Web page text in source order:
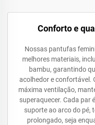
Conforto e
Nossas pantufas
melhores materiais,
bambu, garantindo
acolhedor e confortável.
máxima ventilação,
superaquecer. Cada par
suporte ao arco do pé,
prolongado, seja